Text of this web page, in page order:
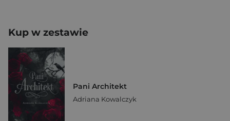
Kup w zestawie
Pani Architekt
Adriana Kowalczyk